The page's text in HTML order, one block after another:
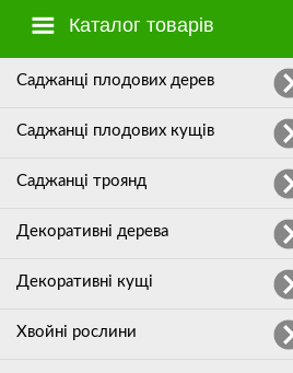
Каталог товарів
Cаджанці плодових дерев
Саджанці плодових кущів
Саджанці троянд
Декоративні дерева
Декоративні кущі
Хвойні рослини